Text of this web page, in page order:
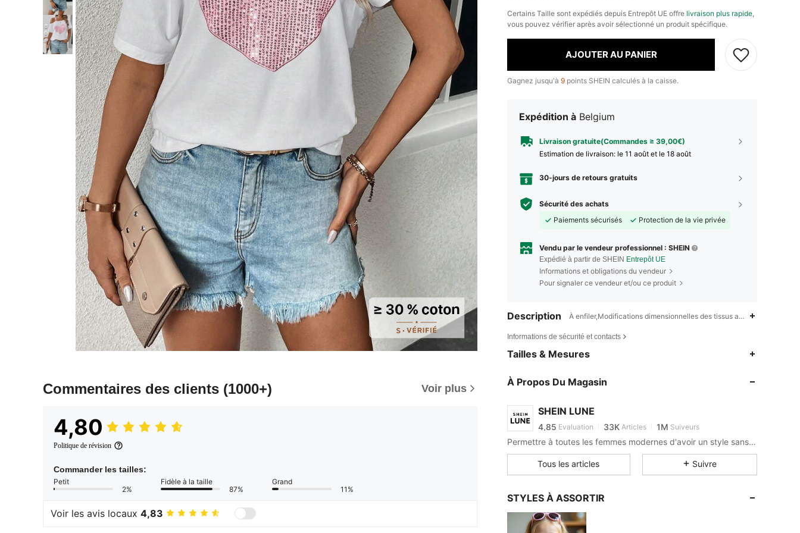
Commentaires des clients (1000+) Voir plus
4,80
Politique de révision
Commander les tailles:
Petit
2%
Fidèle à la taille
87%
Grand
11%
Voir les avis locaux 4,83
​Certains Taille sont expédiés depuis Entrepôt UE offre livraison plus rapide
vous pouvez vérifier après avoir sélectionné un produit spécifique.
AJOUTER AU PANIER
Gagnez jusqu'à 9 points SHEIN calculés à la caisse.
Expédition à Belgium
Livraison gratuite(Commandes ≥ 39,00€)
Estimation de livraison: le 11 août et le 18 août
30-jours de retours gratuits
Sécurité des achats
Paiements sécurisés
Protection de la vie privée
Vendu par le vendeur professionnel : SHEIN
Expédié à partir de SHEIN Entrepôt UE
Informations et obligations du vendeur
Pour signaler ce vendeur et/ou ce produit
Description À enfiler,Modifications dimensionnelles des tissus après lavage à
Informations de sécurité et contacts
Tailles & Mesures
À Propos Du Magasin
SHEIN LUNE
4,85
4,85
33K
4,85
33K 1M
A***oest en train de naviguer
4,85 33K
1M
4,85
33K
1M
4,85
33K
1M
4,85
4,85
Permettre à toutes les femmes modernes d'avoir un style sans limite.
Tous les articles Suivre
STYLES À ASSORTIR